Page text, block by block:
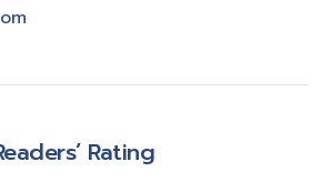
Rating